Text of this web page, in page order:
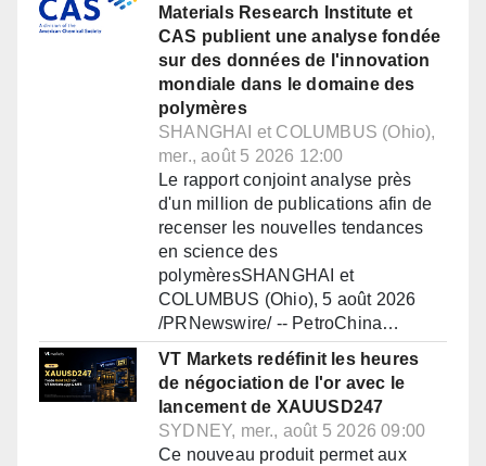
Materials Research Institute et
CAS publient une analyse fondée
sur des données de l'innovation
mondiale dans le domaine des
polymères
SHANGHAI et COLUMBUS (Ohio),
mer., août 5 2026 12:00
Le rapport conjoint analyse près
d'un million de publications afin de
recenser les nouvelles tendances
en science des
polymèresSHANGHAI et
COLUMBUS (Ohio), 5 août 2026
/PRNewswire/ -- PetroChina…
VT Markets redéfinit les heures
de négociation de l'or avec le
lancement de XAUUSD247
SYDNEY, mer., août 5 2026 09:00
Ce nouveau produit permet aux